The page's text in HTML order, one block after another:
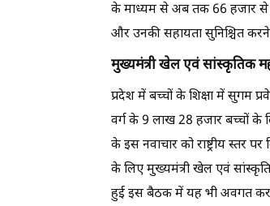
के माध्यम से अब तक 66 हजार से
और उनकी सहायता सुनिश्चित करने
मुख्यमंत्री खेल एवं सांस्कृतिक
प्रदेश में बच्चों के शिक्षा में सुगम
वर्ग के 9 लाख 28 हजार बच्चों के
के इस नवाचार को राष्ट्रीय स्तर
के लिए मुख्यमंत्री खेल एवं
हुई इस बैठक में यह भी अवगत